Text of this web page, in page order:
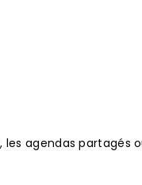
, les agendas partagés